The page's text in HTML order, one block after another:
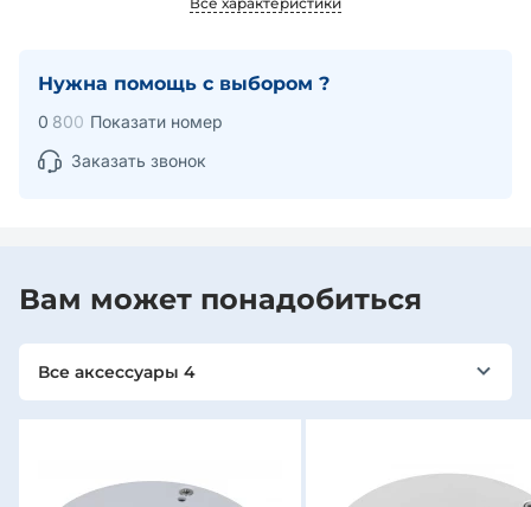
Нужна помощь с выбором ?
0 800 Показати номер
Заказать звонок
Вам может понадобиться
Все аксессуары 4